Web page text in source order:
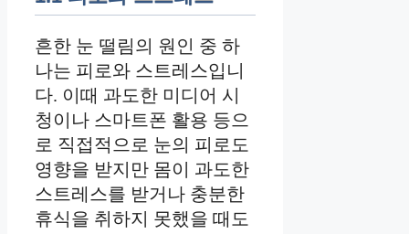
흔한 눈 떨림의 원인 중 하
나는 피로와 스트레스입니
다. 이때 과도한 미디어 시
청이나 스마트폰 활용 등으
로 직접적으로 눈의 피로도
영향을 받지만 몸이 과도한
스트레스를 받거나 충분한
휴식을 취하지 못했을 때도